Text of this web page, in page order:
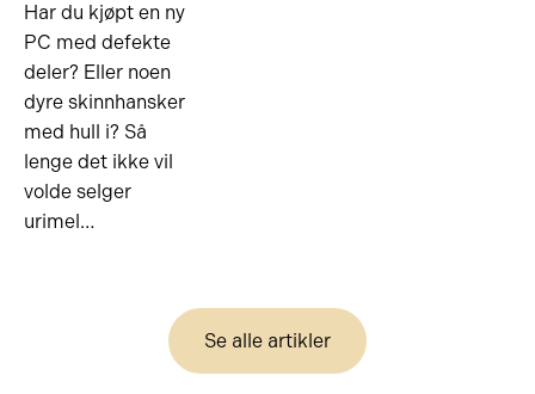
Har du kjøpt en ny
PC med defekte
deler? Eller noen
dyre skinnhansker
med hull i? Så
lenge det ikke vil
volde selger
urimel…
Se alle artikler